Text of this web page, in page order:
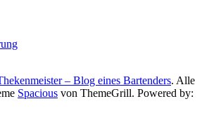
– Blog eines Bartenders. Alle
Spacious von ThemeGrill. Powered by: